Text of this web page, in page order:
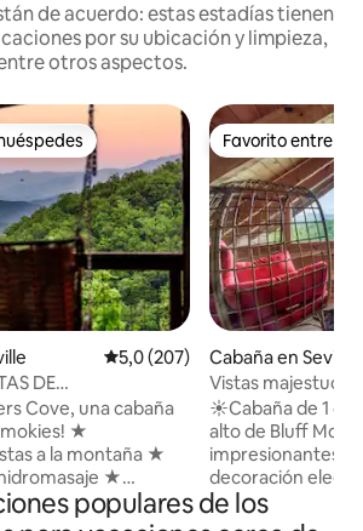
de acuerdo: estas estadías tienen
por su ubicación y limpieza,
otros aspectos.
huéspedes más destacados
Calificación promedio: 5,0 de
5,0 (207)
DE
Cove, una cabaña
★
a la montaña ★
★
A 10 millas de
de Gatlinburg ★
Favorito entre
Favorito entre
Cabaña en
Vistas
Cabaña aislada +
☀Cabaña de 1
alto de Bluff
impresionantes
decoración
completamente
estacionamiento
populares de los